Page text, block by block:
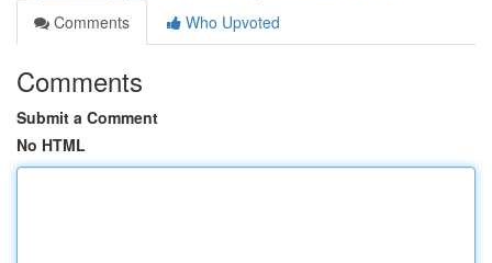
Comments
Who Upvoted
Comments
Submit a Comment
No HTML